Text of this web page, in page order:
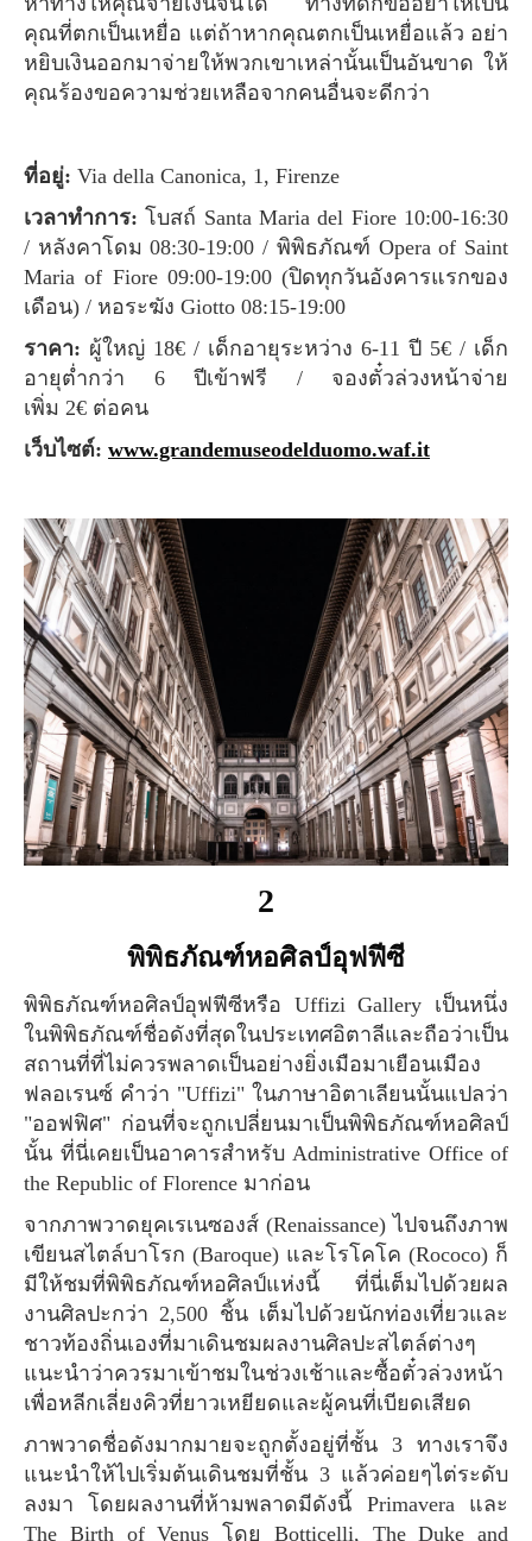
คุณที่ตกเป็นเหยื่อ แต่ถ้าหากคุณตกเป็นเหยื่อแล้ว อย่า
หยิบเงินออกมาจ่ายให้พวกเขาเหล่านั้นเป็นอันขาด ให้
คุณร้องขอความช่วยเหลือจากคนอื่นจะดีกว่า
ที่อยู่: Via della Canonica, 1, Firenze
เวลาทำการ: โบสถ์ Santa Maria del Fiore 10:00-16:30
/ หลังคาโดม 08:30-19:00 / พิพิธภัณฑ์ Opera of Saint
Maria of Fiore 09:00-19:00 (ปิดทุกวันอังคารแรกของ
เดือน) / หอระฆัง Giotto 08:15-19:00
ราคา: ผู้ใหญ่ 18€ / เด็กอายุระหว่าง 6-11 ปี 5€ / เด็ก
อายุต่ำกว่า 6 ปีเข้าฟรี / จองตั๋วล่วงหน้าจ่าย
เพิ่ม 2€ ต่อคน
เว็บไซต์: www.grandemuseodelduomo.waf.it
2
พิพิธภัณฑ์หอศิลป์อุฟฟีซี
พิพิธภัณฑ์หอศิลป์อุฟฟีซีหรือ Uffizi Gallery เป็นหนึ่ง
ในพิพิธภัณฑ์ชื่อดังที่สุดในประเทศอิตาลีและถือว่าเป็น
สถานที่ที่ไม่ควรพลาดเป็นอย่างยิ่งเมือมาเยือนเมือง
ฟลอเรนซ์ คำว่า "Uffizi" ในภาษาอิตาเลียนนั้นแปลว่า
"ออฟฟิศ" ก่อนที่จะถูกเปลี่ยนมาเป็นพิพิธภัณฑ์หอศิลป์
นั้น ที่นี่เคยเป็นอาคารสำหรับ Administrative Office of
the Republic of Florence มาก่อน
จากภาพวาดยุคเรเนซองส์ (Renaissance) ไปจนถึงภาพ
เขียนสไตล์บาโรก (Baroque) และโรโคโค (Rococo) ก็
มีให้ชมที่พิพิธภัณฑ์หอศิลป์แห่งนี้ ที่นี่เต็มไปด้วยผล
งานศิลปะกว่า 2,500 ชิ้น เต็มไปด้วยนักท่องเที่ยวและ
ชาวท้องถิ่นเองที่มาเดินชมผลงานศิลปะสไตล์ต่างๆ
แนะนำว่าควรมาเข้าชมในช่วงเช้าและซื้อตั๋วล่วงหน้า
เพื่อหลีกเลี่ยงคิวที่ยาวเหยียดและผู้คนที่เบียดเสียด
ภาพวาดชื่อดังมากมายจะถูกตั้งอยู่ที่ชั้น 3 ทางเราจึง
แนะนำให้ไปเริ่มต้นเดินชมที่ชั้น 3 แล้วค่อยๆไต่ระดับ
ลงมา โดยผลงานที่ห้ามพลาดมีดังนี้ Primavera และ
The Birth of Venus โดย Botticelli, The Duke and